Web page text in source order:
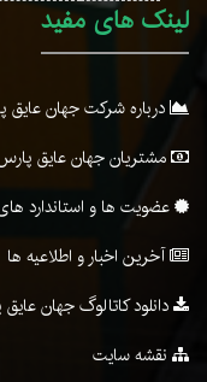
لینک های مفید
درباره شرکت جهان عایق
مشتریان جهان عایق
عضویت ها و استاندارد
آخرین اخبار و اطلاعیه ها
دانلود کاتالوگ جهان
نقشه سایت